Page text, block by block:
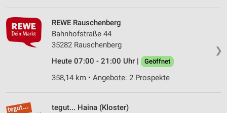
❯
REWE Rauschenberg
Bahnhofstraße 44
35282 Rauschenberg
Heute 07:00 - 21:00 Uhr |
Geöffnet
358,14 km • Angebote: 2 Prospekte
tegut... Haina (Kloster)